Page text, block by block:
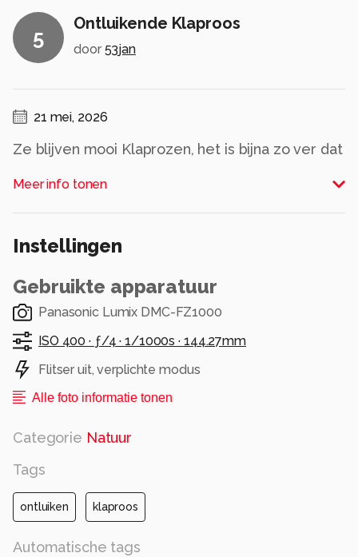
5
Ontluikende Klaproos
door 53jan
21 mei, 2026
Ze blijven mooi Klaprozen, het is bijna zo ver dat
(Groot zien)
waarderingen bij mijn vorige upload.
Groet Jan
Alle rechten voorbehouden
Meer info tonen
Instellingen
Gebruikte apparatuur
Panasonic Lumix DMC-FZ1000
ISO 400 · ƒ/4 ·1/1000s · 144.27mm
Flitser uit, verplichte modus
Alle foto informatie tonen
Categorie Natuur
Tags
ontluiken klaproos
Automatische tags